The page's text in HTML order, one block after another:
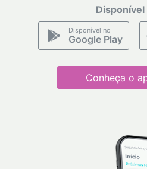
Disponível
Disponível no
Google Play
Conheça o